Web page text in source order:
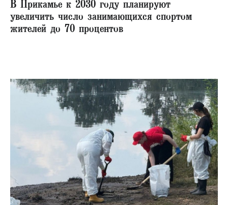
В Прикамье к 2030 году планируют
увеличить число занимающихся спортом
жителей до 70 процентов